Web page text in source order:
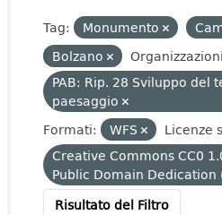
Tag: Monumento
Bolzano
PAB: Rip. 28 Sviluppo del
paesaggio
Formati:
WFS
Licenze
Creative Commons CC0
Public Domain Dedication
Risultato del Filtro